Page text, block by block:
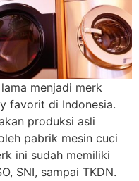
menjadi merk
favorit di Indonesia.
produksi asli
pabrik mesin cuci
ini sudah memiliki
SNI, sampai TKDN.